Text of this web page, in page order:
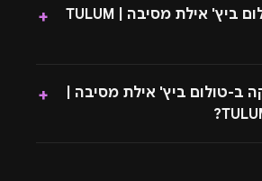
מתי מתקיים טולום ביץ' אילת מסיבה | TULUM
+
ב-טולום ביץ' אילת מסיבה |
+